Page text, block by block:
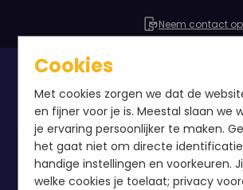
Neem contact op
Cookies
Met cookies zorgen we dat de
en fijner voor je is. Meestal slaan we
je ervaring persoonlijker te maken.
het gaat niet om directe
handige instellingen en voorkeuren.
welke cookies je toelaat; privacy